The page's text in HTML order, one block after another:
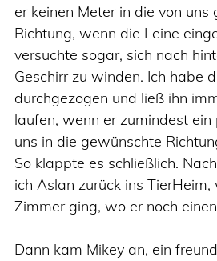
er keinen Meter in die von uns
Richtung, wenn die Leine
versuchte sogar, sich nach
Geschirr zu winden. Ich habe
durchgezogen und ließ ihn
laufen, wenn er zumindest
uns in die gewünschte
So klappte es schließlich.
ich Aslan zurück ins
Zimmer ging, wo er noch
Dann kam Mikey an, ein